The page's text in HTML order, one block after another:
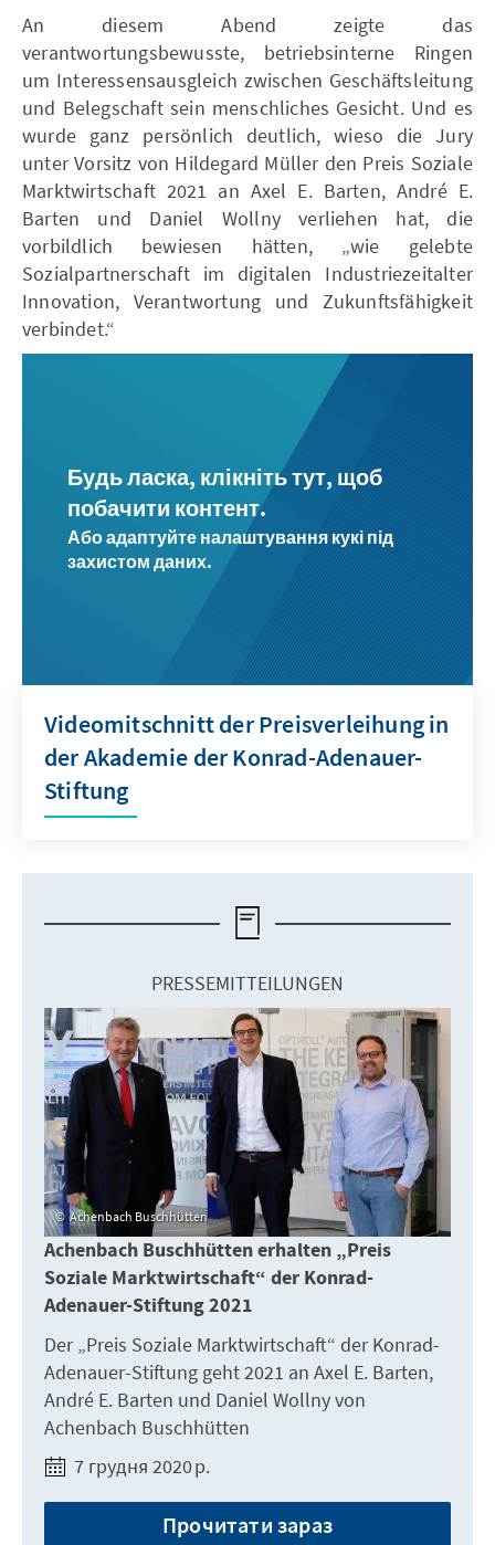
An diesem Abend zeigte das
verantwortungsbewusste, betriebsinterne Ringen
um Interessensausgleich zwischen Geschäftsleitung
und Belegschaft sein menschliches Gesicht. Und es
wurde ganz persönlich deutlich, wieso die Jury
unter Vorsitz von Hildegard Müller den Preis Soziale
Marktwirtschaft 2021 an Axel E. Barten, André E.
Barten und Daniel Wollny verliehen hat, die
vorbildlich bewiesen hätten, „wie gelebte
Sozialpartnerschaft im digitalen Industriezeitalter
Innovation, Verantwortung und Zukunftsfähigkeit
verbindet.“
Будь ласка, клікніть тут, щоб
побачити контент.
Або адаптуйте налаштування кукі під
захистом даних.
Videomitschnitt der Preisverleihung in
der Akademie der Konrad-Adenauer-
Stiftung
PRESSEMITTEILUNGEN
Achenbach Buschhütten
Achenbach Buschhütten erhalten „Preis
Soziale Marktwirtschaft“ der Konrad-
Adenauer-Stiftung 2021
Der „Preis Soziale Marktwirtschaft“ der Konrad-
Adenauer-Stiftung geht 2021 an Axel E. Barten,
André E. Barten und Daniel Wollny von
Achenbach Buschhütten
7 грудня 2020 р.
Прочитати зараз